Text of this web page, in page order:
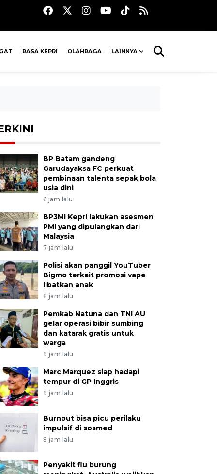
RASA KEPRI OLAHRAGA LAINNYA
BP Batam gandeng
Garudayaksa FC perkuat
pembinaan talenta sepak bola
usia dini
6 jam lalu
BP3MI Kepri lakukan asesmen
PMI yang dipulangkan dari
Malaysia
7 jam lalu
Polisi akan panggil YouTuber
Bigmo terkait promosi vape
libatkan anak
8 jam lalu
Pemkab Natuna dan TNI AU
gelar operasi bibir sumbing
dan katarak gratis untuk
warga
9 jam lalu
Marc Marquez siap hadapi
tempur di GP Inggris
9 jam lalu
Burnout bisa picu perilaku
impulsif di sosmed
9 jam lalu
Penyakit flu burung